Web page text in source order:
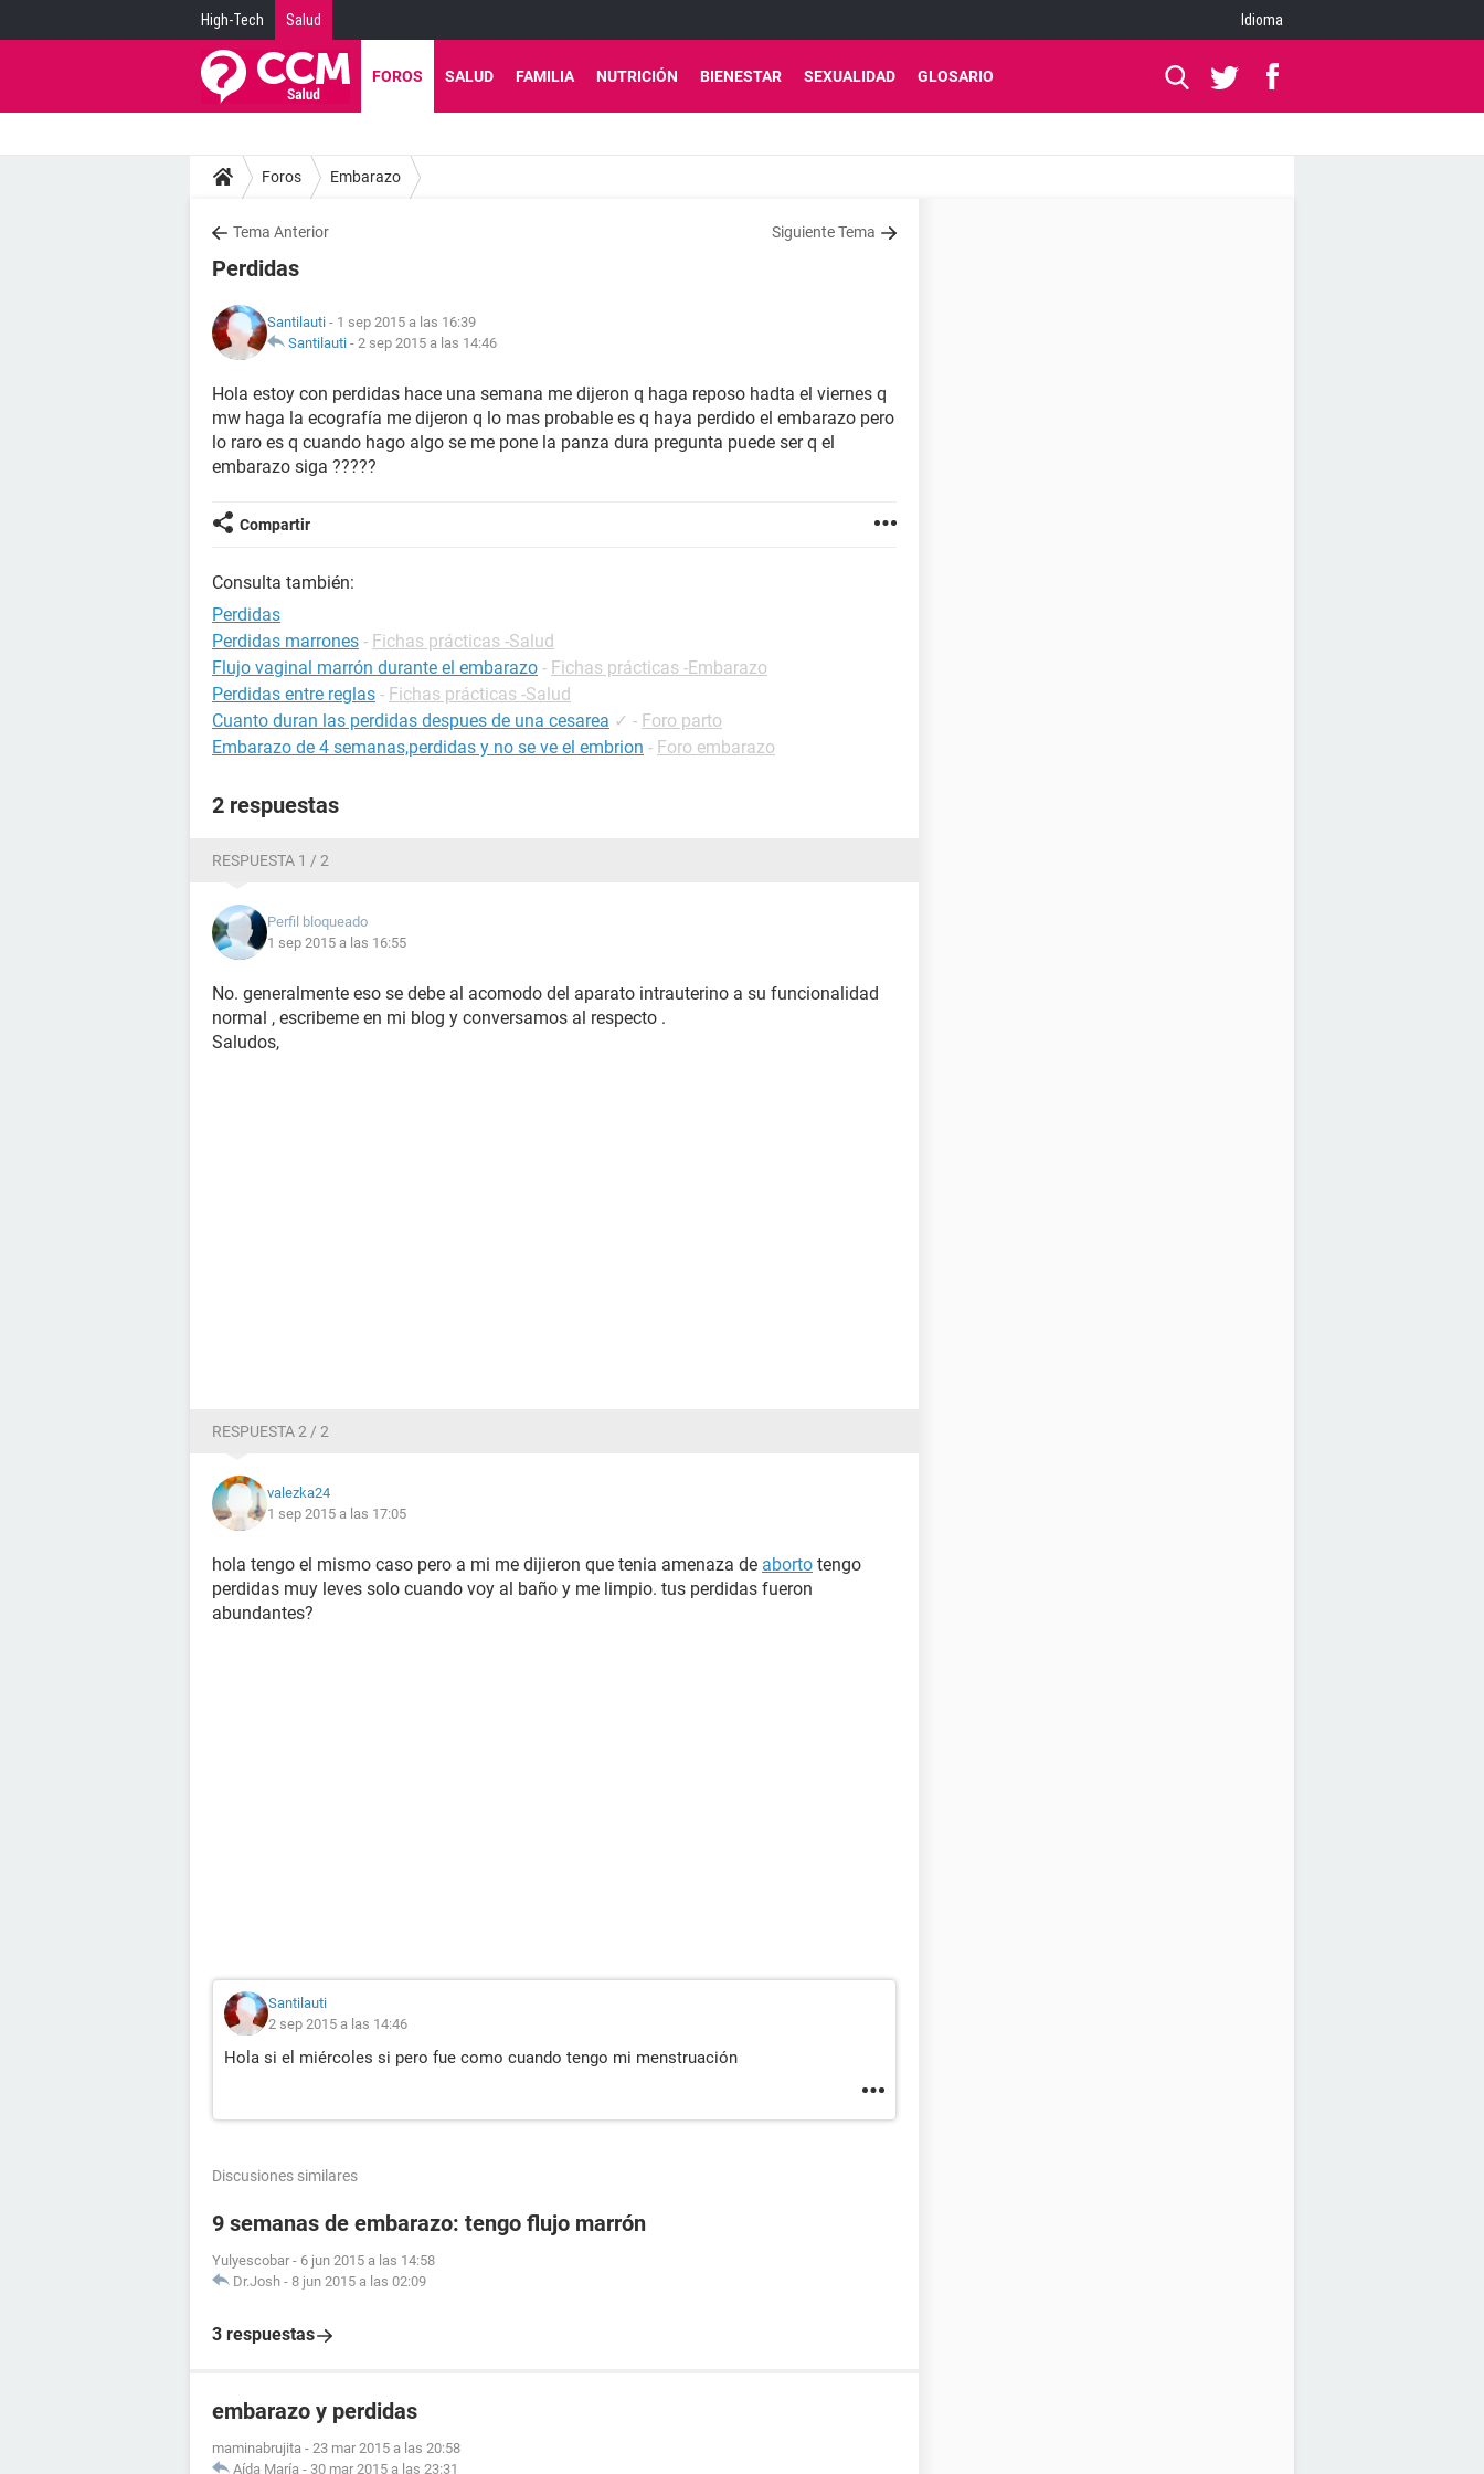
High-Tech Salud Idioma
FOROS SALUD FAMILIA NUTRICIÓN BIENESTAR SEXUALIDAD GLOSARIO
Foros Embarazo
Tema Anterior Siguiente Tema
Perdidas
Santilauti - 1 sep 2015 a las 16:39
Santilauti - 2 sep 2015 a las 14:46
Hola estoy con perdidas hace una semana me dijeron q haga reposo hadta el viernes q
mw haga la ecografía me dijeron q lo mas probable es q haya perdido el embarazo pero
lo raro es q cuando hago algo se me pone la panza dura pregunta puede ser q el
embarazo siga ?????
Compartir
Consulta también:
Perdidas
Perdidas marrones - Fichas prácticas -Salud
Flujo vaginal marrón durante el embarazo - Fichas prácticas -Embarazo
Perdidas entre reglas - Fichas prácticas -Salud
Cuanto duran las perdidas despues de una cesarea ✓ - Foro parto
Embarazo de 4 semanas,perdidas y no se ve el embrion - Foro embarazo
2 respuestas
RESPUESTA 1 / 2
Perfil bloqueado
1 sep 2015 a las 16:55
No. generalmente eso se debe al acomodo del aparato intrauterino a su funcionalidad
normal , escribeme en mi blog y conversamos al respecto .
Saludos,
RESPUESTA 2 / 2
valezka24
1 sep 2015 a las 17:05
hola tengo el mismo caso pero a mi me dijieron que tenia amenaza de aborto tengo
perdidas muy leves solo cuando voy al baño y me limpio. tus perdidas fueron
abundantes?
Santilauti
2 sep 2015 a las 14:46
Hola si el miércoles si pero fue como cuando tengo mi menstruación
Discusiones similares
9 semanas de embarazo: tengo flujo marrón
Yulyescobar - 6 jun 2015 a las 14:58
Dr.Josh - 8 jun 2015 a las 02:09
3 respuestas
embarazo y perdidas
maminabrujita - 23 mar 2015 a las 20:58
Aída María - 30 mar 2015 a las 23:31